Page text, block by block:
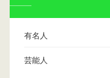
有名人
芸能人